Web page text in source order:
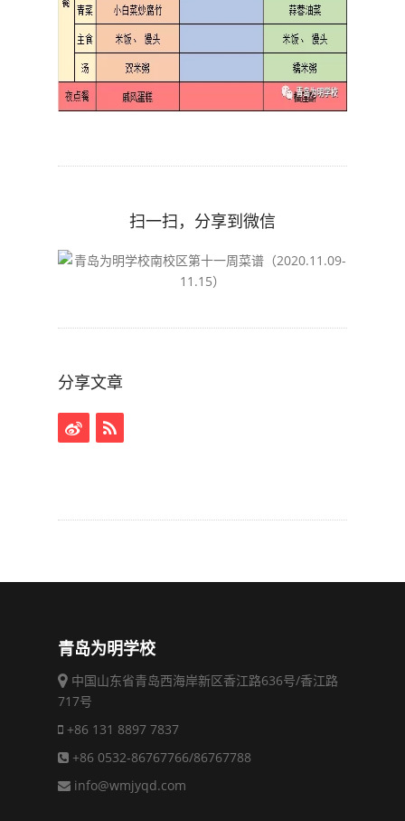
扫一扫，分享到微信
分享文章
青岛为明学校
中国山东省青岛西海岸新区香江路636号/香江路
717号
+86 131 8897 7837
+86 0532-86767766/86767788
info@wmjyqd.com